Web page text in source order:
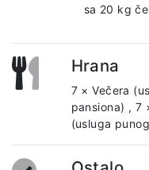
sa 20 kg
Hrana
7 × Večera
pansiona) , 7
(usluga